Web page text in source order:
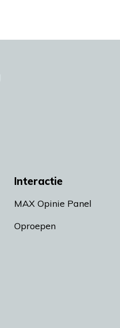
Interactie
MAX Opinie Panel
Oproepen